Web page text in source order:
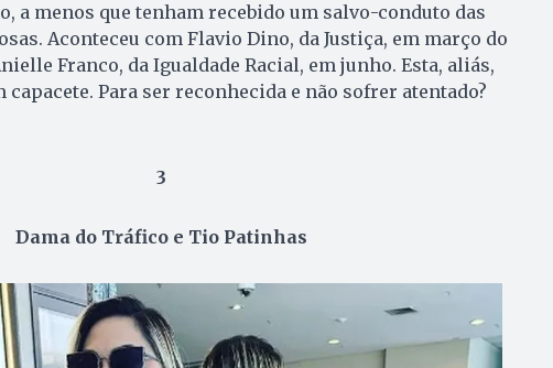
a menos que tenham recebido um salvo-conduto das
Aconteceu com Flavio Dino, da Justiça, em março do
Franco, da Igualdade Racial, em junho. Esta, aliás,
capacete. Para ser reconhecida e não sofrer atentado?
3
Dama do Tráfico e Tio Patinhas